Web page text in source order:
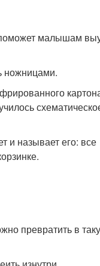
поможет малышам
ножницами.
и называет его: все
превратить в